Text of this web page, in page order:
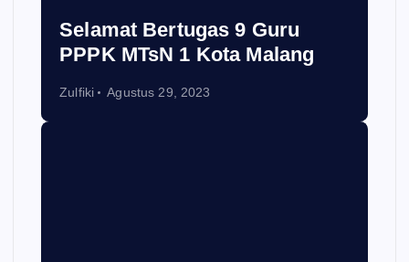
Selamat Bertugas 9 Guru
PPPK MTsN 1 Kota Malang
Zulfiki Agustus 29, 2023